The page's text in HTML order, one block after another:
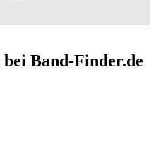
Band-Finder.de